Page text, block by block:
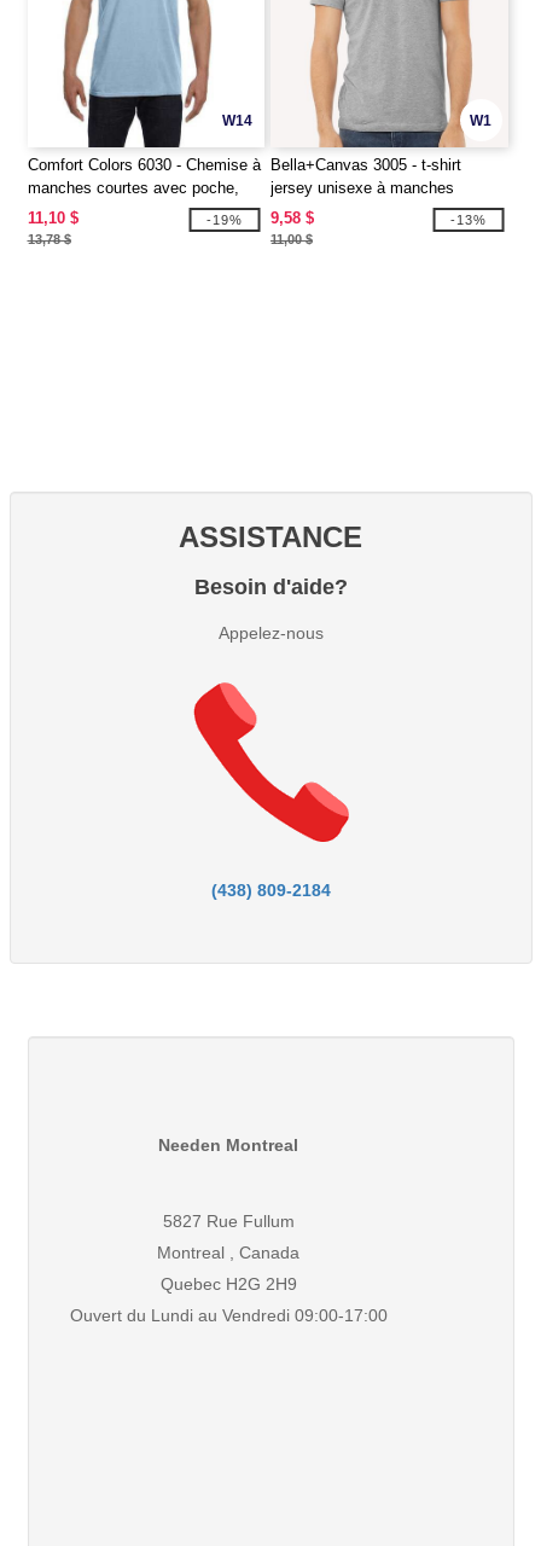
W14
Comfort Colors 6030 - Chemise à
manches courtes avec poche,
teintée dans la masse
11,10 $
13,78 $
-19%
W1
Bella+Canvas 3005 - t-shirt
jersey unisexe à manches
courtes et encolure en V
9,58 $
11,00 $
-13%
ASSISTANCE
Besoin d'aide?
Appelez-nous
(438) 809-2184
Needen Montreal
5827 Rue Fullum
Montreal , Canada
Quebec H2G 2H9
Ouvert du Lundi au Vendredi 09:00-17:00